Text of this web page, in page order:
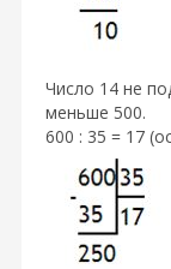
Число 14 не
меньше 500.
600 : 35 = 17